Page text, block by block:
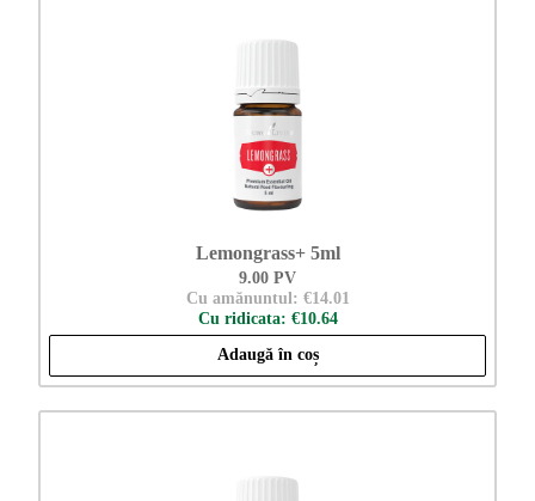
Lemongrass+ 5ml
9.00 PV
Cu amănuntul: €14.01
Cu ridicata: €10.64
Adaugă în coș